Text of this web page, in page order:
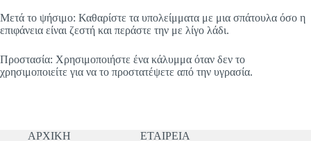
Μετά το ψήσιμο: Καθαρίστε τα υπολείμματα με μια σπάτουλα όσο η
επιφάνεια είναι ζεστή και περάστε την με λίγο λάδι.
Προστασία: Χρησιμοποιήστε ένα κάλυμμα όταν δεν το
χρησιμοποιείτε για να το προστατέψετε από την υγρασία.
ΑΡΧΙΚΗ ΕΤΑΙΡΕΙΑ